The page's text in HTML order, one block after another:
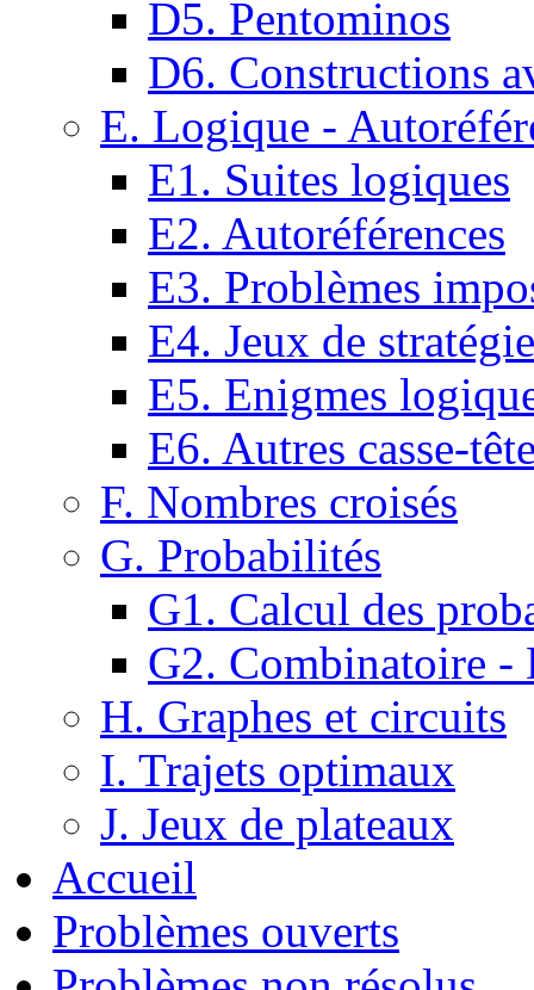
D5. Pentominos
D6. Constructions
E. Logique -
E1. Suites logiques
E2. Autoréférences
E3. Problèmes
E4. Jeux de stratégie
E5. Enigmes
E6. Autres casse-
F. Nombres croisés
G. Probabilités
G1. Calcul des
G2. Combinatoire -
H. Graphes et circuits
I. Trajets optimaux
J. Jeux de plateaux
Accueil
Problèmes ouverts